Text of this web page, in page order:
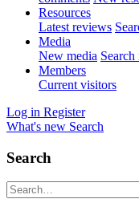
Resources
Latest reviews
Media
New media Search
Members
Current visitors
Log in Register
What's new Search
Search